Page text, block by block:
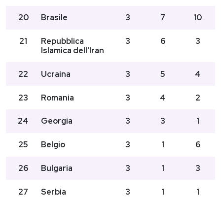
20 Brasile 3 7 10
21
Repubblica
Islamica dell'Iran
3 6 3
22 Ucraina 3 5 4
23 Romania 3 4 2
24 Georgia 3 3 1
25 Belgio 3 1 6
26 Bulgaria 3 1 3
27 Serbia 3 1 1